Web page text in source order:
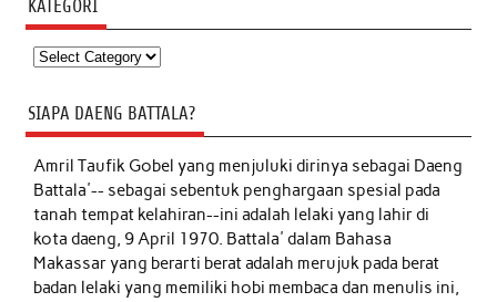
KATEGORI
Kategori
SIAPA DAENG BATTALA?
Amril Taufik Gobelyang menjuluki dirinya sebagai Daeng
Battala'-- sebagai sebentuk penghargaan spesial pada
tanah tempat kelahiran--ini adalah lelaki yang lahir di
kota daeng, 9 April 1970. Battala' dalam Bahasa
Makassar yang berarti berat adalah merujuk pada berat
badan lelaki yang memiliki hobi membaca dan menulis ini,